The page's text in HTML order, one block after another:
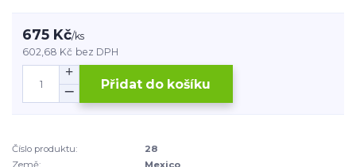
675 Kč/ks
602,68 Kč bez DPH
Přidat do košíku
Číslo produktu:
28
Země:
Mexico